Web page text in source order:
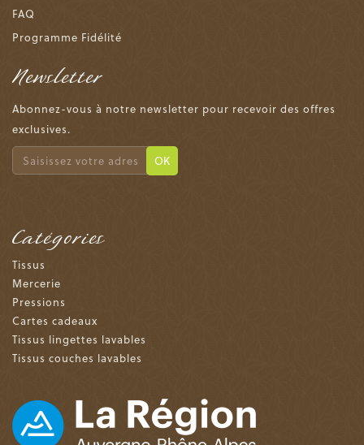
FAQ
Programme Fidélité
Newsletter
Abonnez-vous à notre newsletter pour recevoir des offres
exclusives.
OK
Catégories
Tissus
Mercerie
Pressions
Cartes cadeaux
Tissus lingettes lavables
Tissus couches lavables